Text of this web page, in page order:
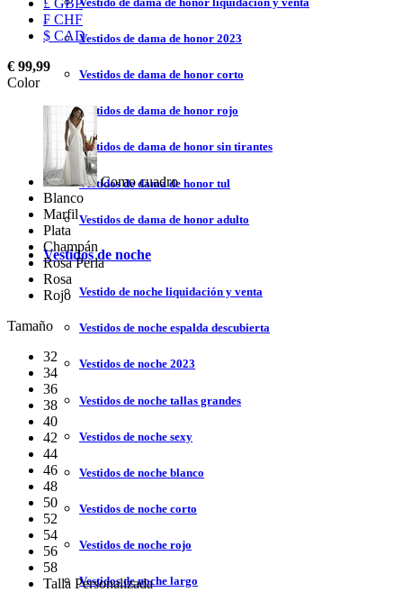
Vestidos de dama de honor 2023
Vestidos de dama de honor corto
Vestidos de dama de honor rojo
Vestidos de dama de honor sin tirantes
Vestidos de dama de honor tul
Vestidos de dama de honor adulto
Vestidos de noche
Vestido de noche liquidación y venta
Vestidos de noche espalda descubierta
Vestidos de noche 2023
Vestidos de noche tallas grandes
Vestidos de noche sexy
Vestidos de noche blanco
Vestidos de noche corto
Vestidos de noche rojo
Vestidos de noche largo
£ GBP
₣ CHF
$ CAD
€ 99,99
Color
Como cuadro
Blanco
Marfil
Plata
Champán
Rosa Perla
Rosa
Rojo
Tamaño
32
34
36
38
40
42
44
46
48
50
52
54
56
58
Talla Personalizada